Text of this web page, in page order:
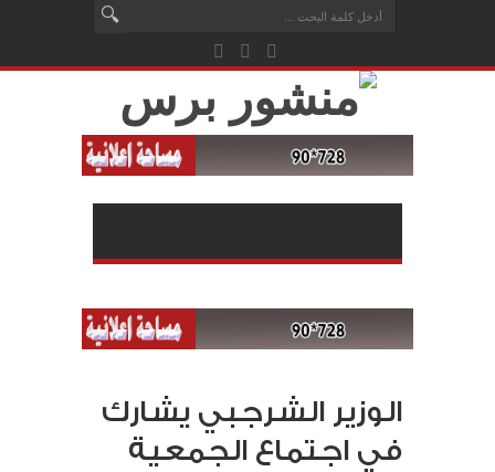
الوزير الشرجبي يشارك
في اجتماع الجمعية